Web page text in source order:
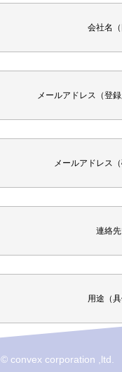
会社名（
メールアドレス（登録
メールアドレス（
連絡
用途（具
© convex corporation ,ltd.